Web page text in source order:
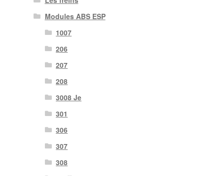
Modules ABS ESP
1007
206
207
208
3008 Je
301
306
307
308